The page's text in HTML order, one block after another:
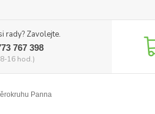
rady? Zavolejte.
767 398
16 hod.)
Panna